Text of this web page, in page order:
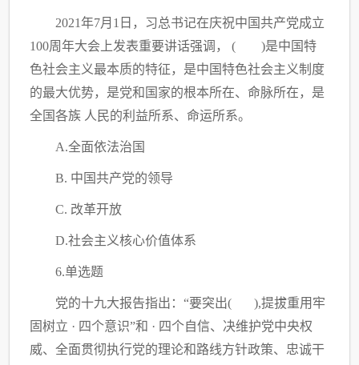
2021年7月1日，习总书记在庆祝中国共产党成立
100周年大会上发表重要讲话强调， ( )是中国特
色社会主义最本质的特征，是中国特色社会主义制度
的最大优势，是党和国家的根本所在、命脉所在，是
全国各族 人民的利益所系、命运所系。
A.全面依法治国
B. 中国共产党的领导
C. 改革开放
D.社会主义核心价值体系
6.单选题
党的十九大报告指出：“要突出( ),提拔重用牢
固树立 · 四个意识”和 · 四个自信、决维护党中央权
威、全面贯彻执行党的理论和路线方针政策、忠诚干